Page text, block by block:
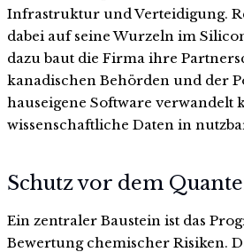
Infrastruktur und Verteidigung.
dabei auf seine Wurzeln im
dazu baut die Firma ihre
kanadischen Behörden und der
hauseigene Software verwandelt
wissenschaftliche Daten in
Schutz vor dem
Ein zentraler Baustein ist das
Bewertung chemischer Risiken.